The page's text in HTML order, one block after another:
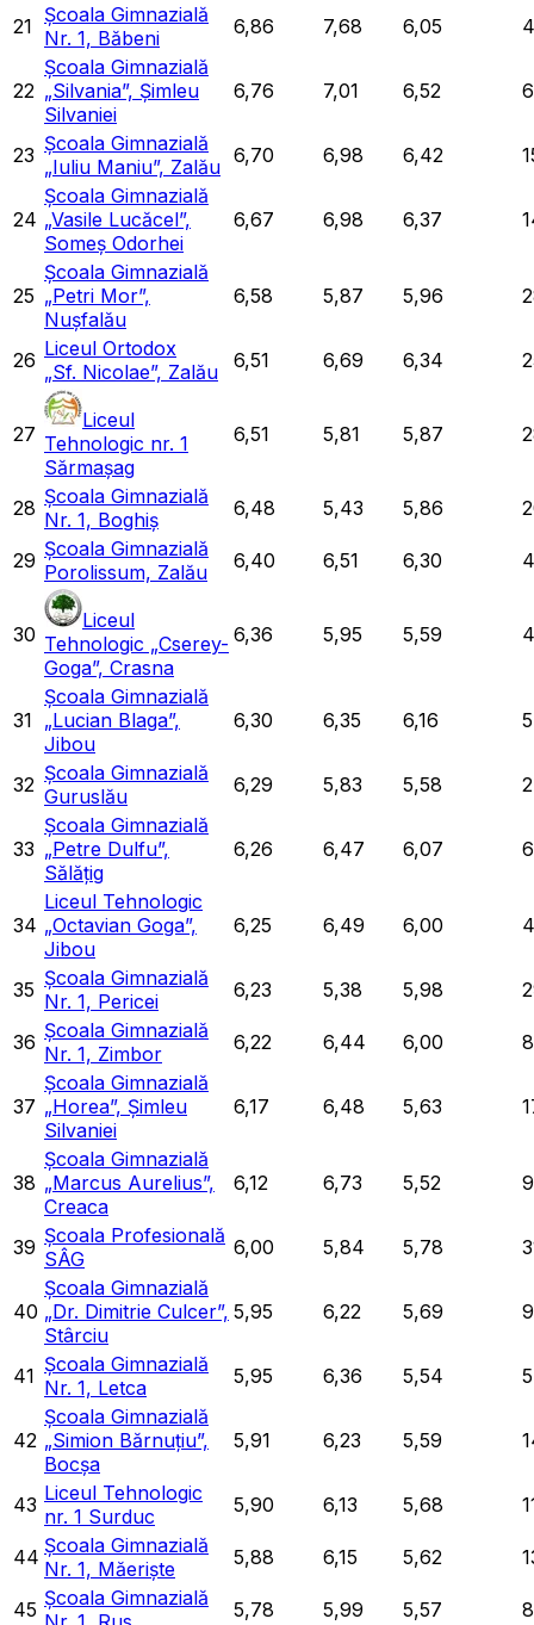
21 Școala Gimnazială
Nr. 1, Băbeni
6,86 7,68 6,05 4
22
Școala Gimnazială
„Silvania”, Șimleu
Silvaniei
6,76 7,01 6,52
23 Școala Gimnazială
„Iuliu Maniu”, Zalău 6,70 6,98 6,42
24
Școala Gimnazială
„Vasile Lucăcel”,
Someș Odorhei
6,67 6,98 6,37
25
Școala Gimnazială
„Petri Mor”,
Nușfalău
6,58 5,87 5,96
26 Liceul Ortodox
„Sf. Nicolae”, Zalău
6,51 6,69 6,34
27
Liceul
Tehnologic nr. 1
Sărmașag
6,51 5,81 5,87
28 Școala Gimnazială
Nr. 1, Boghiș
6,48 5,43 5,86
29 Școala Gimnazială
Porolissum, Zalău
6,40 6,51 6,30
30
Liceul
Tehnologic „Cserey-
Goga”, Crasna
6,36 5,95 5,59
31
Școala Gimnazială
„Lucian Blaga”,
Jibou
6,30 6,35 6,16
32 Școala Gimnazială
Guruslău
6,29 5,83 5,58 2
33
Școala Gimnazială
„Petre Dulfu”,
Sălățig
6,26 6,47 6,07 6
34
Liceul Tehnologic
„Octavian Goga”,
Jibou
6,25 6,49 6,00
35 Școala Gimnazială
Nr. 1, Pericei
6,23 5,38 5,98
36 Școala Gimnazială
Nr. 1, Zimbor
6,22 6,44 6,00 8
37
Școala Gimnazială
„Horea”, Șimleu
Silvaniei
6,17 6,48 5,63
38
Școala Gimnazială
„Marcus Aurelius”,
Creaca
6,12 6,73 5,52 9
39 Școala Profesională
SÂG
6,00 5,84 5,78
40
Școala Gimnazială
„Dr. Dimitrie Culcer”,
Stârciu
5,95 6,22 5,69 9
41 Școala Gimnazială
Nr. 1, Letca
5,95 6,36 5,54 5
42
Școala Gimnazială
„Simion Bărnuțiu”,
Bocșa
5,91 6,23 5,59
43 Liceul Tehnologic
nr. 1 Surduc
5,90 6,13 5,68
44 Școala Gimnazială
Nr. 1, Măeriște
5,88 6,15 5,62
45 Școala Gimnazială
5,78 5,99 5,57 8